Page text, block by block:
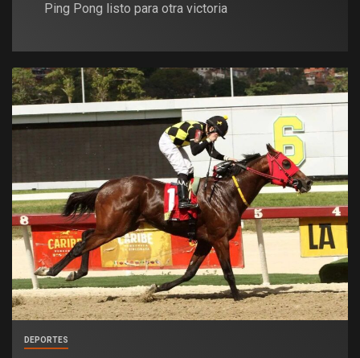
Ping Pong listo para otra victoria
DEPORTES